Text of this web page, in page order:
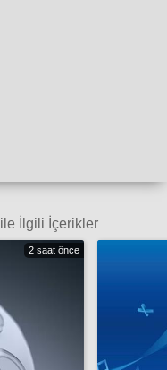
ile İlgili İçerikler
2 saat önce